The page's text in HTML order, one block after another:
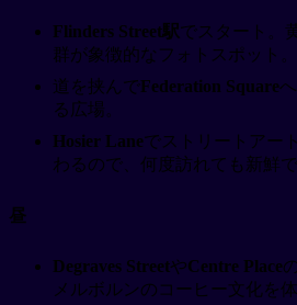
Flinders Street駅でスタート。
群が象徴的なフォトスポット。
道を挟んでFederation Square
る広場。
Hosier Laneでストリートアー
わるので、何度訪れても新鮮で
昼
Degraves StreetやCentre Place
メルボルンのコーヒー文化を